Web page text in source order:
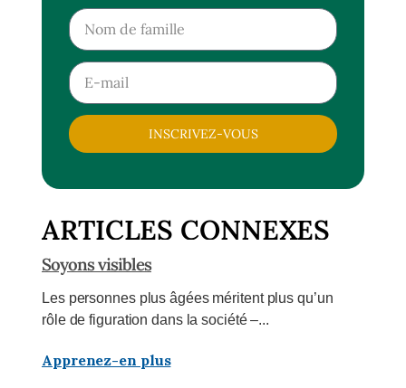
INSCRIVEZ-VOUS
ARTICLES CONNEXES
Soyons visibles
Les personnes plus âgées méritent plus qu’un
rôle de figuration dans la société –...
Apprenez-en plus